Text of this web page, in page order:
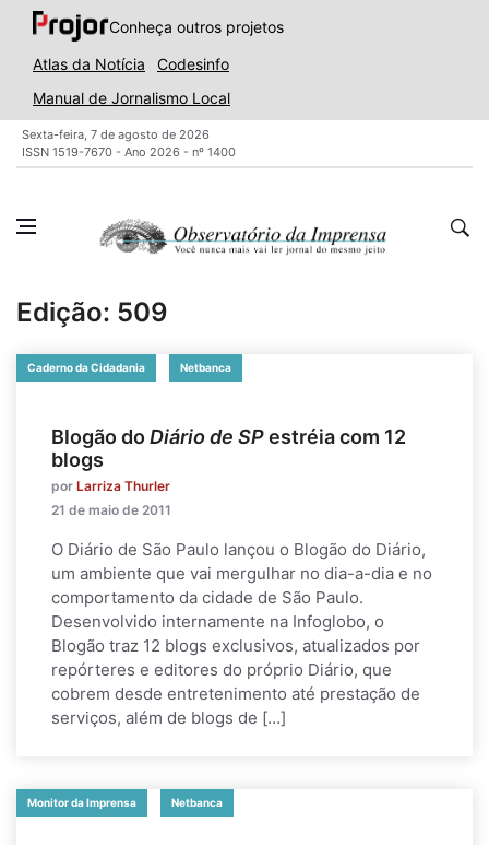
Conheça outros projetos
Atlas da Notícia
Codesinfo
Manual de Jornalismo Local
Sexta-feira, 7 de agosto de 2026
ISSN 1519-7670 - Ano 2026 - nº 1400
Edição: 509
Caderno da Cidadania Netbanca
Blogão doDiário de SPestréia com 12
blogs
por Larriza Thurler
21 de maio de 2011
O Diário de São Paulo lançou o Blogão do Diário,
um ambiente que vai mergulhar no dia-a-dia e no
comportamento da cidade de São Paulo.
Desenvolvido internamente na Infoglobo, o
Blogão traz 12 blogs exclusivos, atualizados por
repórteres e editores do próprio Diário, que
cobrem desde entretenimento até prestação de
serviços, além de blogs de […]
Monitor da Imprensa Netbanca